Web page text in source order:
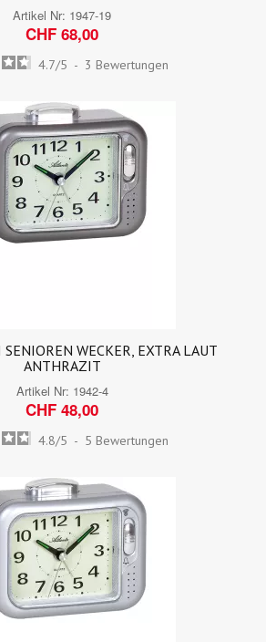
Artikel Nr: 1947-19
CHF 68,00
4.7/5 - 3 Bewertungen
WECKER, EXTRA LAUT
ANTHRAZIT
Artikel Nr: 1942-4
CHF 48,00
4.8/5 - 5 Bewertungen